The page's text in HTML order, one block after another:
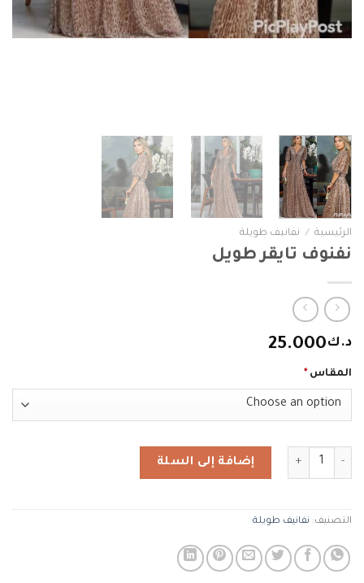
الرئيسية / نفانيف طويلة
نفنوف تايقر طويل
د.ك25.000
المقاس *
كمية نفنوف تايقر طويل
إضافة إلى السلة
التصنيف: نفانيف طويلة